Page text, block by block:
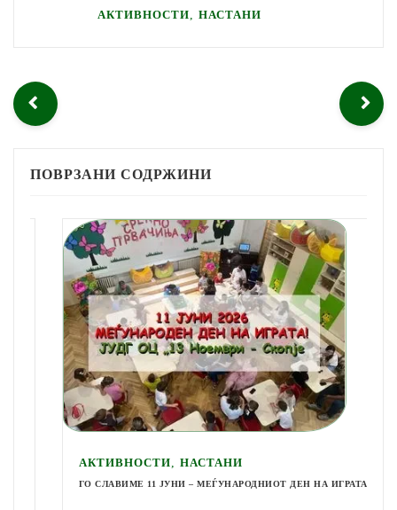
АКТИВНОСТИ,НАСТАНИ
ПОВРЗАНИ СОДРЖИНИ
АКТИВНОСТИ,НАСТАНИ
ГО СЛАВИМЕ 11 ЈУНИ – МЕЃУНАРОДНИОТ ДЕН НА ИГРАТА